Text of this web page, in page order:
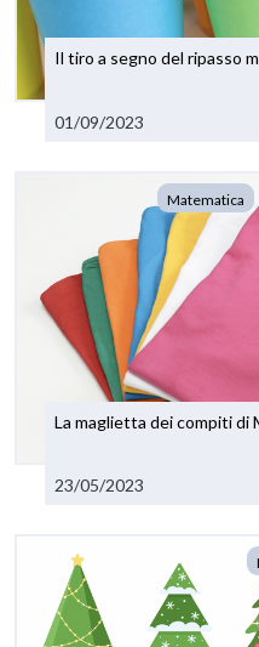
Il tiro a segno del ripasso
01/09/2023
Matematica
La maglietta dei compiti di
23/05/2023